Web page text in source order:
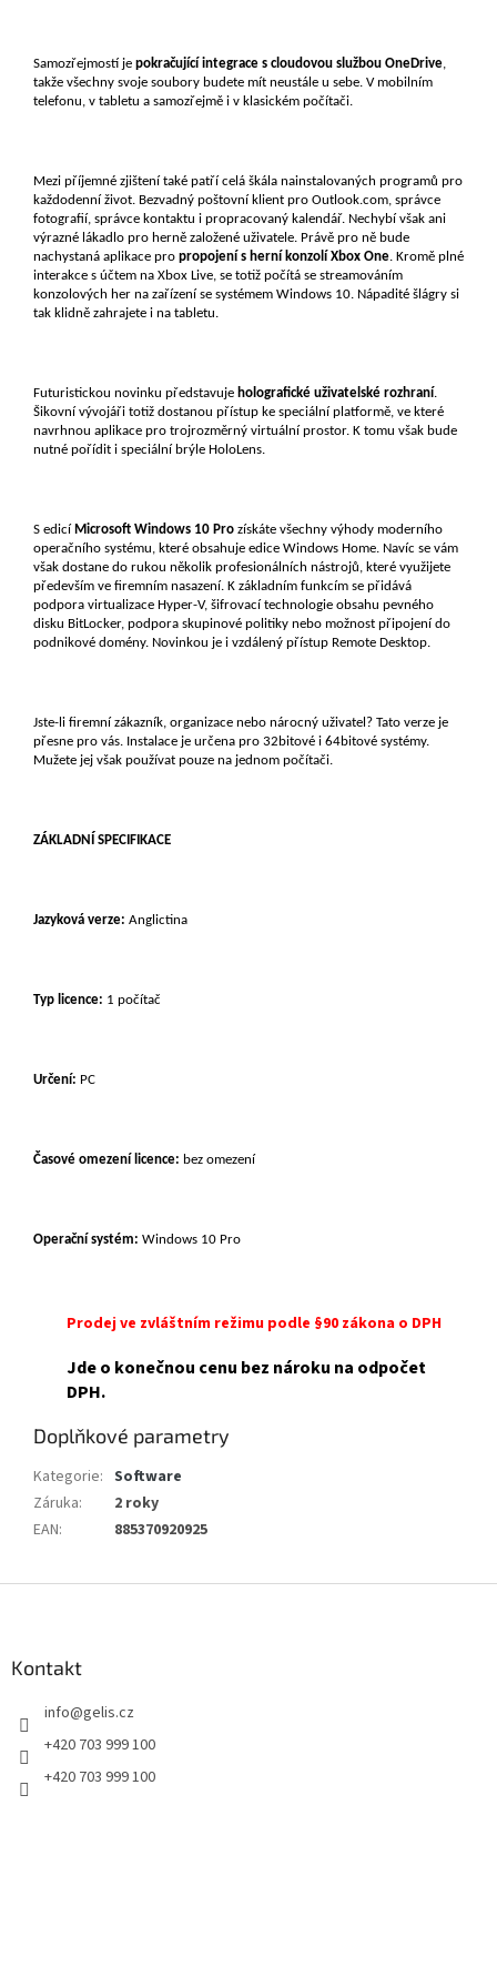
Samozřejmostí je pokračující integrace s cloudovou službou OneDrive,
takže všechny svoje soubory budete mít neustále u sebe. V mobilním
telefonu, v tabletu a samozřejmě i v klasickém počítači.
Mezi příjemné zjištení také patří celá škála nainstalovaných programů pro
každodenní život. Bezvadný poštovní klient pro Outlook.com, správce
fotografií, správce kontaktu i propracovaný kalendář. Nechybí však ani
výrazné lákadlo pro herně založené uživatele. Právě pro ně bude
nachystaná aplikace pro propojení s herní konzolí Xbox One. Kromě plné
interakce s účtem na Xbox Live, se totiž počítá se streamováním
konzolových her na zařízení se systémem Windows 10. Nápadité šlágry si
tak klidně zahrajete i na tabletu.
Futuristickou novinku představuje holografické uživatelské rozhraní.
Šikovní vývojáři totiž dostanou přístup ke speciální platformě, ve které
navrhnou aplikace pro trojrozměrný virtuální prostor. K tomu však bude
nutné pořídit i speciální brýle HoloLens.
S edicí Microsoft Windows 10 Pro získáte všechny výhody moderního
operačního systému, které obsahuje edice Windows Home. Navíc se vám
však dostane do rukou několik profesionálních nástrojů, které využijete
především ve firemním nasazení. K základním funkcím se přidává
podpora virtualizace Hyper-V, šifrovací technologie obsahu pevného
disku BitLocker, podpora skupinové politiky nebo možnost připojení do
podnikové domény. Novinkou je i vzdálený přístup Remote Desktop.
Jste-li firemní zákazník, organizace nebo nárocný uživatel? Tato verze je
přesne pro vás. Instalace je určena pro 32bitové i 64bitové systémy.
Mužete jej však používat pouze na jednom počítači.
ZÁKLADNÍ SPECIFIKACE
Jazyková verze: Anglictina
Typ licence: 1 počítač
Určení: PC
Časové omezení licence: bez omezení
Operační systém: Windows 10 Pro
Prodej ve zvláštním režimu podle §90 zákona o DPH
Jde o konečnou cenu bez nároku na odpočet
DPH.
Doplňkové parametry
Kategorie: Software
Záruka:
2 roky
EAN: 885370920925
Kontakt
info@gelis.cz
+420 703 999 100
+420 703 999 100